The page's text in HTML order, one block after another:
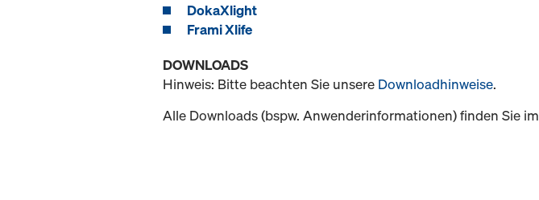
DokaXlight
Frami Xlife
DOWNLOADS
Hinweis: Bitte beachten Sie unsere Downloadhinweise.
Alle Downloads (bspw. Anwenderinformationen) finden Sie im